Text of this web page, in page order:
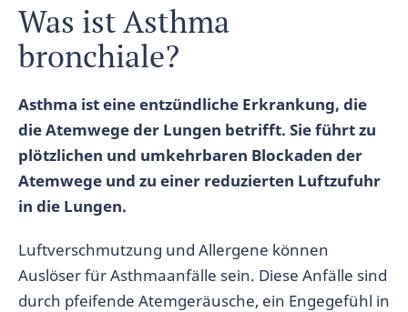
Was ist Asthma
bronchiale?
Asthma ist eine entzündliche Erkrankung, die
die Atemwege der Lungen betrifft. Sie führt zu
plötzlichen und umkehrbaren Blockaden der
Atemwege und zu einer reduzierten Luftzufuhr
in die Lungen.
Luftverschmutzung und Allergene können
Auslöser für Asthmaanfälle sein. Diese Anfälle sind
durch pfeifende Atemgeräusche, ein Engegefühl in